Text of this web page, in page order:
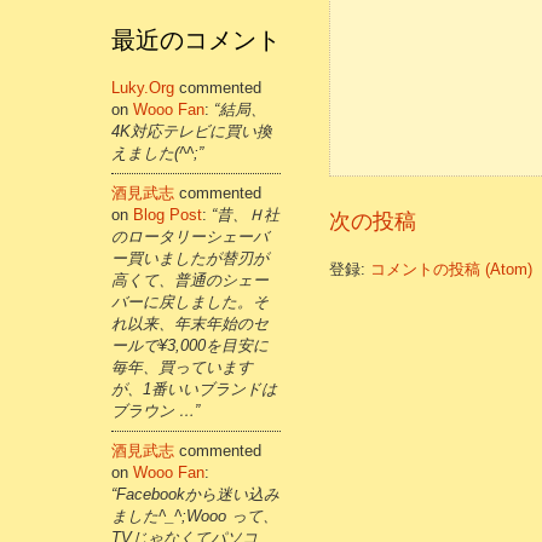
次の投稿
登録: コメントの投稿 (Atom)
最近のコメント
Luky.org commented
on Wooo Fan: “結局、
4K対応テレビに買い換
えました(^^;”
酒見武志 commented
on Blog Post: “昔、Ｈ社
のロータリーシェーバ
ー買いましたが替刃が
高くて、普通のシェー
バーに戻しました。そ
れ以来、年末年始のセ
ールで¥3,000を目安に
毎年、買っています
が、1番いいブランドは
ブラウン …”
酒見武志 commented
on Wooo Fan:
“Facebookから迷い込み
ました^_^;Wooo って、
TVじゃなくてパソコ